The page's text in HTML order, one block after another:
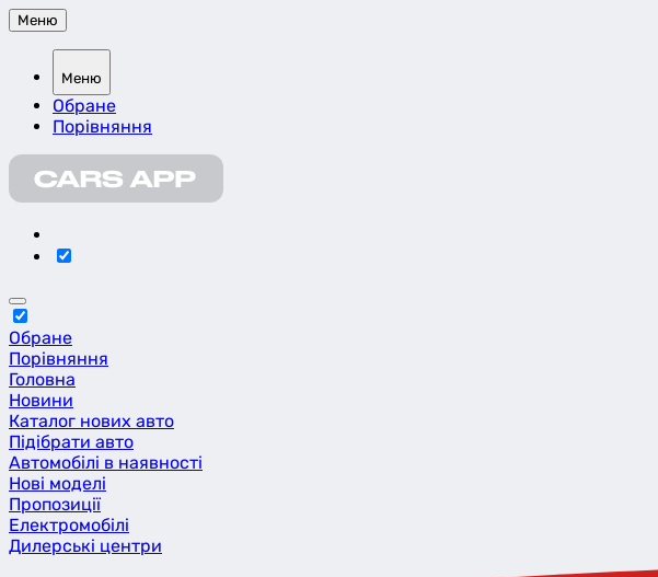
Меню
Меню
Обране
Порівняння
Обране
Порівняння
Головна
Новини
Каталог нових авто
Підібрати авто
Автомобілі в наявності
Нові моделі
Пропозиції
Eлектромобілі
Дилерські центри